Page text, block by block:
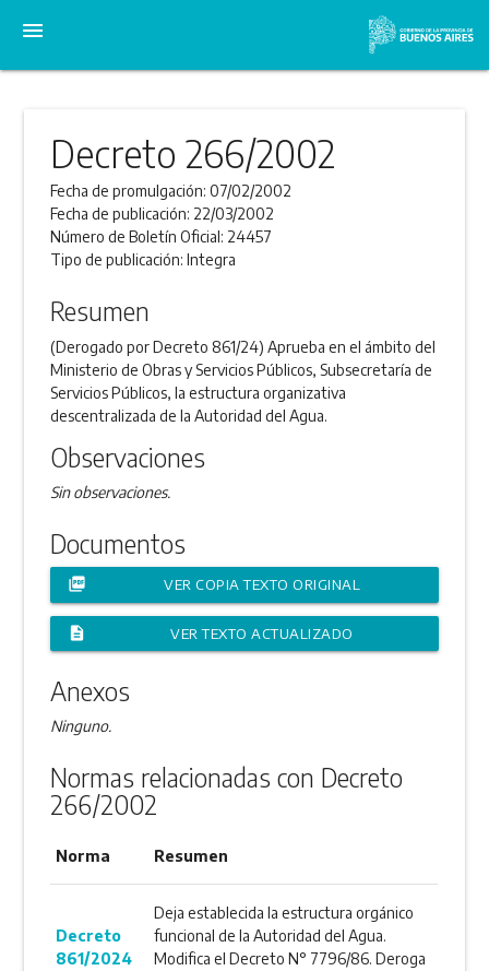
menu
Decreto 266/2002
Fecha de promulgación:07/02/2002
Fecha de publicación: 22/03/2002
Número de Boletín Oficial: 24457
Tipo de publicación:Integra
Resumen
(Derogado por Decreto 861/24) Aprueba en el ámbito del
Ministerio de Obras y Servicios Públicos, Subsecretaría de
Servicios Públicos, la estructura organizativa
descentralizada de la Autoridad del Agua.
Observaciones
Sin observaciones.
Documentos
picture_as_pdf VER COPIA TEXTO ORIGINAL
description VER TEXTO ACTUALIZADO
Anexos
Ninguno.
Normas relacionadas con Decreto
266/2002
Norma Resumen
Decreto
861/2024
Deja establecida la estructura orgánico
funcional de la Autoridad del Agua.
Modifica el Decreto N° 7796/86. Deroga